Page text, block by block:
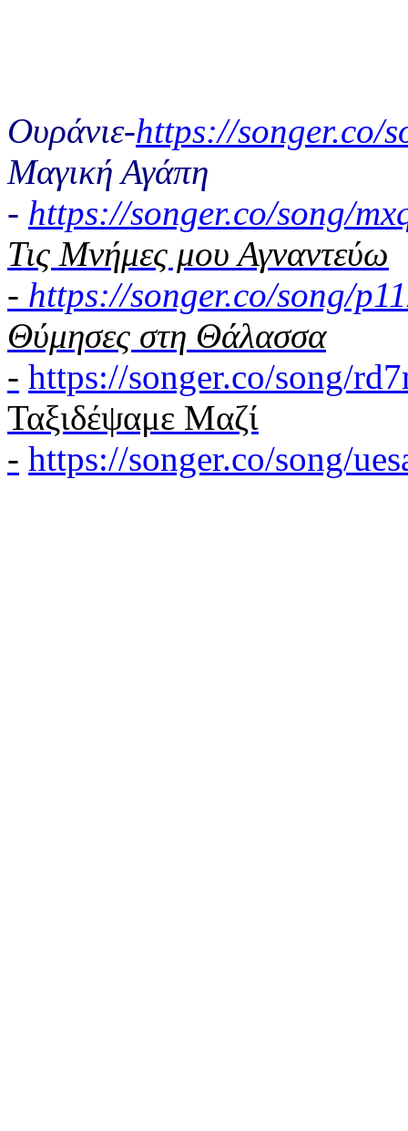
Ουράνιε-https://songer.co/
Μαγική Αγάπη
- https://songer.co/song/
Τις Μνήμες μου Αγναντεύω
- https://songer.co/song/
Θύμησες στη Θάλασσα
- https://songer.co/song/
Ταξιδέψαμε Μαζί
- https://songer.co/song/